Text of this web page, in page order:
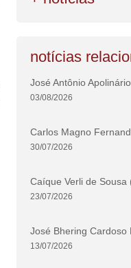
notícias
José Antônio
03/08/2026
Carlos Magno
30/07/2026
Caíque Verli de Sousa
23/07/2026
José Bhering Cardoso
13/07/2026